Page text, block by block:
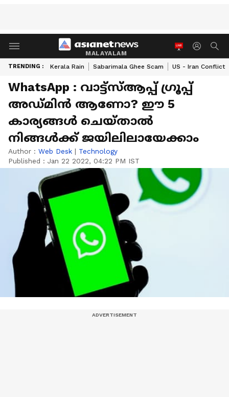
MALAYALAM
TRENDING : Kerala Rain Sabarimala Ghee Scam US - Iran Conflict
WhatsApp : വാട്ട്സ്ആപ്പ് ഗ്രൂപ്പ്
അഡ്മിന്‍ ആണോ? ഈ 5
കാര്യങ്ങള്‍ ചെയ്താല്‍
നിങ്ങള്‍ക്ക് ജയിലിലായേക്കാം
Author : Web Desk | Technology
Published : Jan 22 2022, 04:22 PM IST